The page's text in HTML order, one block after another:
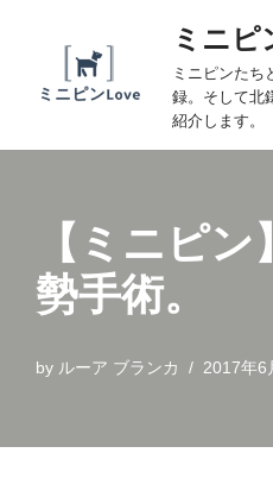
ン
ミニピ
ミニピンたち
録。そして北
紹介します。
【ミニピ
勢手術。
by ルーア ブランカ 2017年6